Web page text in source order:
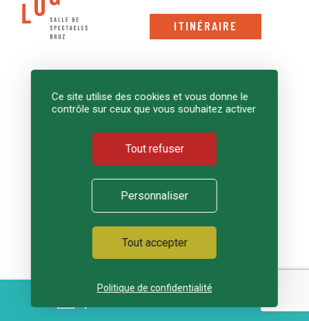
ITINÉRAIRE
02 99 05 30 62
Mardi Fermé
Jeudi
Vendredi Fermé
Ce site utilise des cookies et vous donne le
contrôle sur ceux que vous souhaitez activer
Tout accepter
Tout refuser
Personnaliser
Politique de confidentialité